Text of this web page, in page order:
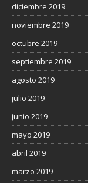
diciembre 2019
noviembre 2019
octubre 2019
septiembre 2019
agosto 2019
julio 2019
junio 2019
mayo 2019
abril 2019
marzo 2019